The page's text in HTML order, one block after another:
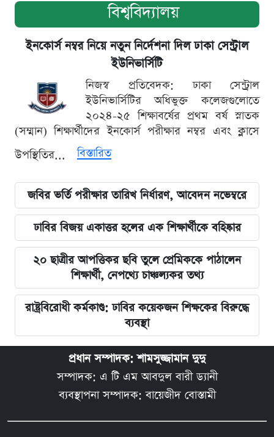
বিশ্ববিদ্যালয়
ইনকোর্স নম্বর নিয়ে নতুন নির্দেশনা দিল ঢাকা সেন্ট্রাল
ইউনিভার্সিটি
নিজস্ব প্রতিবেদক: ঢাকা সেন্ট্রাল
ইউনিভার্সিটির অধিভুক্ত কলেজগুলোতে
২০২৪-২৫ শিক্ষাবর্ষের প্রথম বর্ষ স্নাতক
(সম্মান) শিক্ষার্থীদের ইনকোর্স পরীক্ষার নম্বর এবং ক্লাসে
উপস্থিতির...
বিস্তারিত
জবির ভর্তি পরীক্ষার তারিখ নির্ধারণ, আবেদন নভেম্বরে
ঢাবির বিজয় একাত্তর হলের এক শিক্ষার্থীকে বহিষ্কার
২০ ছাত্রীর আপত্তিকর ছবি তুলে প্রেমিককে পাঠালেন
শিক্ষার্থী, নেপথ্যে চাঞ্চল্যকর তথ্য
রাষ্ট্রবিরোধী কর্মকাণ্ড: ঢাবির কয়েকজন শিক্ষকের বিরুদ্ধে
ব্যবস্থা
প্রধান সম্পাদক: শামসুজ্জামান দুদু
সম্পাদক: এ টি এম আবদুল বারী ড্যানী
ব্যবস্থাপনা সম্পাদক: বায়েজীদ বোস্তামী